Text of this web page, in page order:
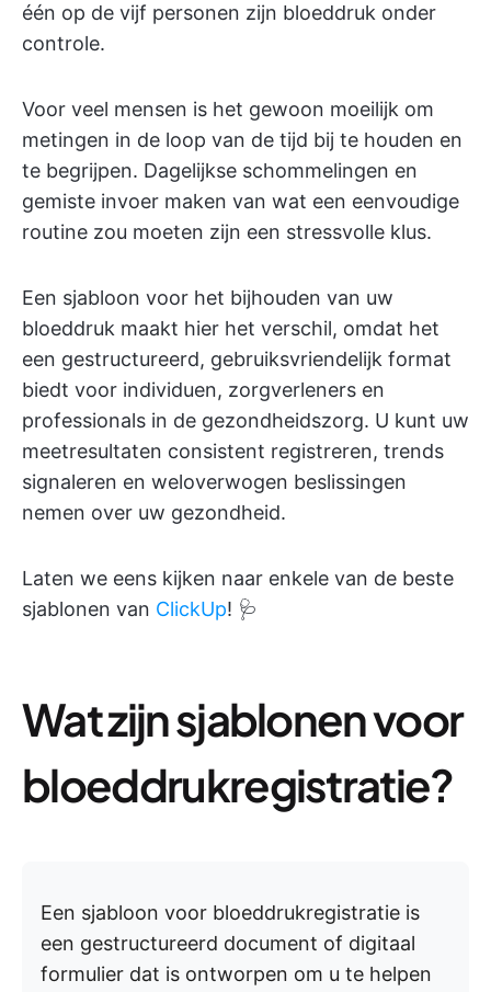
één op de vijf personen zijn bloeddruk onder
controle.
Voor veel mensen is het gewoon moeilijk om
metingen in de loop van de tijd bij te houden en
te begrijpen. Dagelijkse schommelingen en
gemiste invoer maken van wat een eenvoudige
routine zou moeten zijn een stressvolle klus.
Een sjabloon voor het bijhouden van uw
bloeddruk maakt hier het verschil, omdat het
een gestructureerd, gebruiksvriendelijk format
biedt voor individuen, zorgverleners en
professionals in de gezondheidszorg. U kunt uw
meetresultaten consistent registreren, trends
signaleren en weloverwogen beslissingen
nemen over uw gezondheid.
Laten we eens kijken naar enkele van de beste
sjablonen van ClickUp! 🩺
Wat zijn sjablonen voor
bloeddrukregistratie?
Een sjabloon voor bloeddrukregistratie is
een gestructureerd document of digitaal
formulier dat is ontworpen om u te helpen